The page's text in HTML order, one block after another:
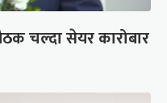
चल्दा सेयर कारोबार